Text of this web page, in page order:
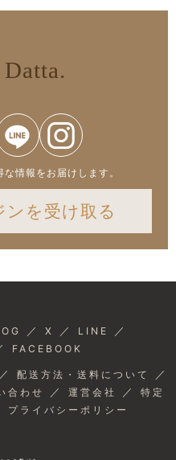
情報をお届けします。
ンを受け取る
／ X ／ LINE ／
FACEBOOK
配送方法・送料について ／
合わせ ／ 運営会社 ／ 特定
プライバシーポリシー